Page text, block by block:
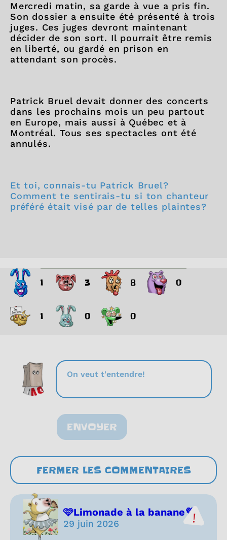
Mercredi matin, sa garde à vue a pris fin.
Son dossier a ensuite été présenté à trois
juges. Ces juges devront maintenant
décider de son sort. Il pourrait être remis
en liberté, ou gardé en prison en
attendant son procès.
Patrick Bruel devait donner des concerts
dans les prochains mois un peu partout
en Europe, mais aussi à Québec et à
Montréal. Tous ses spectacles ont été
annulés.
Et toi, connais-tu Patrick Bruel?
Comment te sentirais-tu si ton chanteur
préféré était visé par de telles plaintes?
1 3 8 0
1 0 0
ENVOYER
FERMER LES COMMENTAIRES
🩷Limonade à la banane💜
29 juin 2026